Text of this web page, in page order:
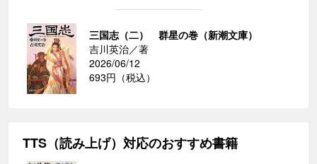
三国志（二） 群星の巻（新潮文庫）
吉川英治／著
2026/06/12
693円（税込）
TTS（読み上げ）対応のおすすめ書籍